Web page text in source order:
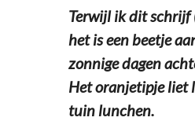
Terwijl ik dit schrijf
het is een beetje
zonnige dagen
Het oranjetipje liet
tuin lunchen.